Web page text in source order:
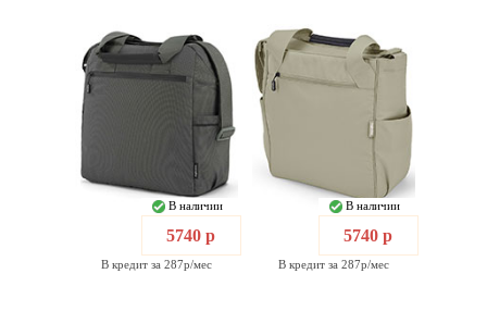
В наличии
5740 р
В кредит за 287р/мес
В наличии
5740 р
В кредит за 287р/мес